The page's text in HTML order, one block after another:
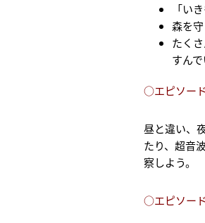
「い
森を
たく
すん
○エピソー
昼と違い、
たり、超音
察しよう。
○エピソー